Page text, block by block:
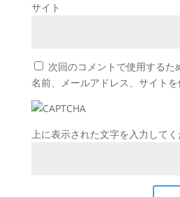
サイト
次回のコメントで使用するた
名前、メールアドレス、サイトを
上に表示された文字を入力してく